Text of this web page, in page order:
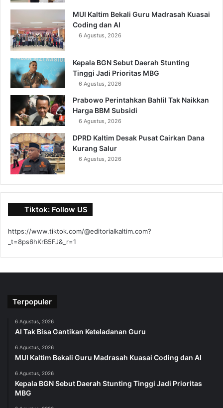
MUI Kaltim Bekali Guru Madrasah Kuasai
Coding dan AI
6 Agustus, 2026
Kepala BGN Sebut Daerah Stunting
Tinggi Jadi Prioritas MBG
6 Agustus, 2026
Prabowo Perintahkan Bahlil Tak Naikkan
Harga BBM Subsidi
6 Agustus, 2026
DPRD Kaltim Desak Pusat Cairkan Dana
Kurang Salur
6 Agustus, 2026
Tiktok: Follow US
https://www.tiktok.com/@editorialkaltim.com?
_t=8ps6hKrB5FJ&_r=1
Terpopuler
6 Agustus, 2026
AI Tak Bisa Gantikan Keteladanan Guru
6 Agustus, 2026
MUI Kaltim Bekali Guru Madrasah Kuasai Coding dan AI
6 Agustus, 2026
Kepala BGN Sebut Daerah Stunting Tinggi Jadi Prioritas
MBG